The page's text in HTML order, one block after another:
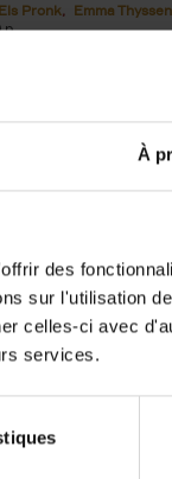
À
des
sur l'utilisation
celles-ci avec
services.
Els Pronk
Emma Thyssen